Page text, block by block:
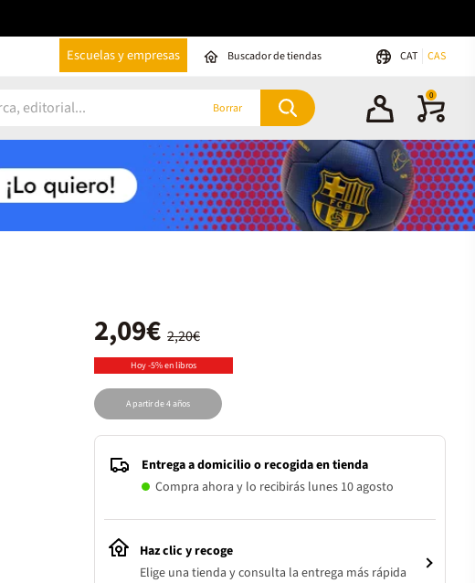
Escuelas y empresas Buscador de tiendas CAT CAS
Borrar
0
2,20€
2,09€
Hoy -5% en libros
A partir de 4 años
Entrega a domicilio o recogida en tienda
Compra ahora y lo recibirás lunes 10 agosto
Haz clic y recoge
Elige una tienda y consulta la entrega más rápida